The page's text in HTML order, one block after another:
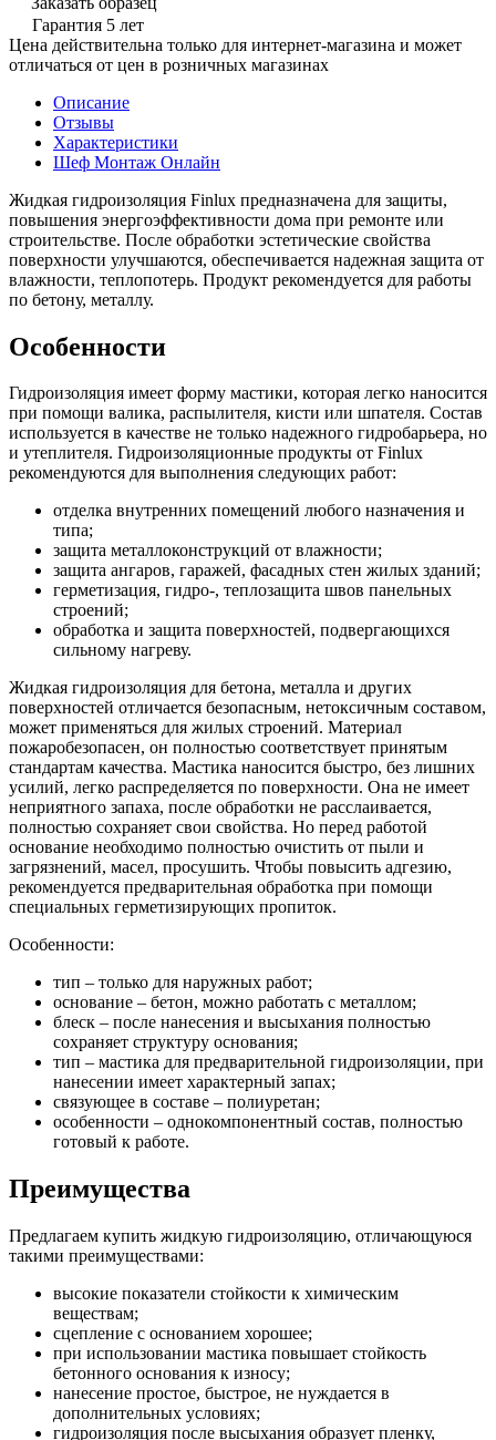
Гарантия 5 лет
Цена действительна только для интернет-магазина и может
отличаться от цен в розничных магазинах
Описание
Отзывы
Характеристики
Шеф Монтаж Онлайн
Жидкая гидроизоляция Finlux предназначена для защиты,
повышения энергоэффективности дома при ремонте или
строительстве. После обработки эстетические свойства
поверхности улучшаются, обеспечивается надежная защита от
влажности, теплопотерь. Продукт рекомендуется для работы
по бетону, металлу.
Особенности
Гидроизоляция имеет форму мастики, которая легко наносится
при помощи валика, распылителя, кисти или шпателя. Состав
используется в качестве не только надежного гидробарьера, но
и утеплителя. Гидроизоляционные продукты от Finlux
рекомендуются для выполнения следующих работ:
отделка внутренних помещений любого назначения и
типа;
защита металлоконструкций от влажности;
защита ангаров, гаражей, фасадных стен жилых зданий;
герметизация, гидро-, теплозащита швов панельных
строений;
обработка и защита поверхностей, подвергающихся
сильному нагреву.
Жидкая гидроизоляция для бетона, металла и других
поверхностей отличается безопасным, нетоксичным составом,
может применяться для жилых строений. Материал
пожаробезопасен, он полностью соответствует принятым
стандартам качества. Мастика наносится быстро, без лишних
усилий, легко распределяется по поверхности. Она не имеет
неприятного запаха, после обработки не расслаивается,
полностью сохраняет свои свойства. Но перед работой
основание необходимо полностью очистить от пыли и
загрязнений, масел, просушить. Чтобы повысить адгезию,
рекомендуется предварительная обработка при помощи
специальных герметизирующих пропиток.
Особенности:
тип – только для наружных работ;
основание – бетон, можно работать с металлом;
блеск – после нанесения и высыхания полностью
сохраняет структуру основания;
тип – мастика для предварительной гидроизоляции, при
нанесении имеет характерный запах;
связующее в составе – полиуретан;
особенности – однокомпонентный состав, полностью
готовый к работе.
Преимущества
Предлагаем купить жидкую гидроизоляцию, отличающуюся
такими преимуществами:
высокие показатели стойкости к химическим
веществам;
сцепление с основанием хорошее;
при использовании мастика повышает стойкость
бетонного основания к износу;
нанесение простое, быстрое, не нуждается в
дополнительных условиях;
гидроизоляция после высыхания образует пленку,